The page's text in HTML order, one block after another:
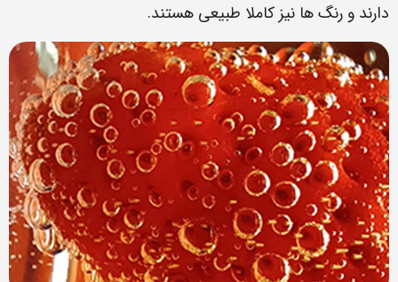
دارند و رنگ ها نیز کاملا طبیعی هستند.